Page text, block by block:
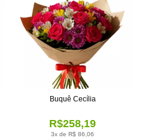
3x de R$ 86,06
R$258,19
Buquê Cecília